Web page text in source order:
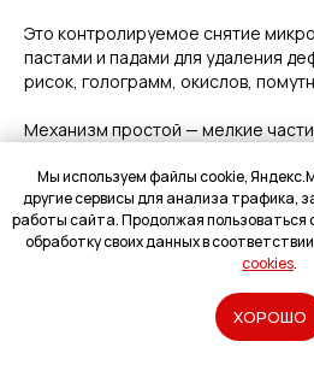
Это контролируемое снятие
пастами и падами для удаления
рисок, голограмм, окислов,
Механизм простой — мелкие
Результат даёт долговременное
кузов становится ровным,
света.
Но у абразивной полировки есть
лак имеет конечную толщину
заводе). Каждый проход снимает
поздно запас исчерпывается.
Рассчитать
Мы используем файлы cookie,
другие сервисы для анализа трафика,
работы сайта. Продолжая пользоваться
обработку своих данных в
cookies.
ХОРОШО